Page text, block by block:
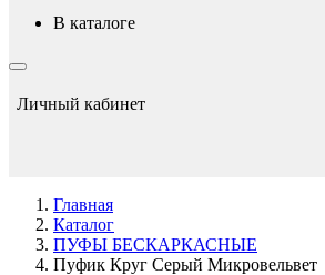
в каталоге
Личный кабинет
Главная
Каталог
ПУФЫ БЕСКАРКАСНЫЕ
Пуфик Круг Серый Микровельвет